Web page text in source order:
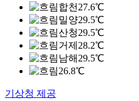
합천 27.6℃
밀양29.5℃
산청29.5℃
거제 28.2℃
남해 29.5℃
26.8℃
기상청 제공